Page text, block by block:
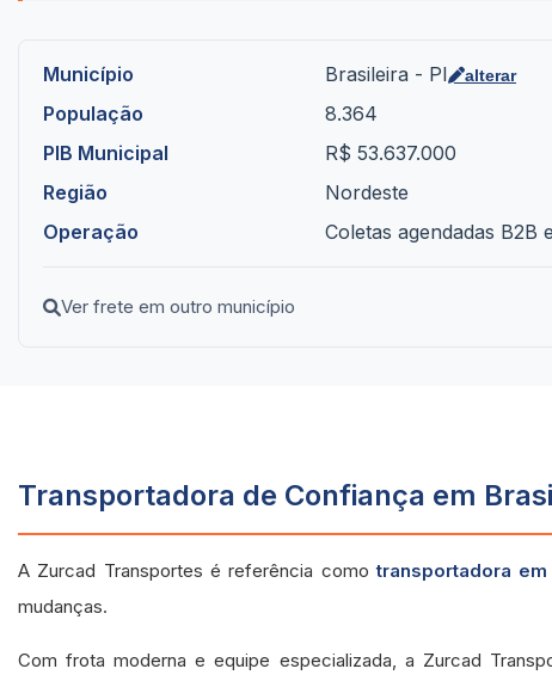
Município Brasileira - PI alterar
População
8.364
PIB Municipal
R$ 53.637.000
Região
Nordeste
Operação
Coletas agendadas B2B
Ver frete em outro município
Transportadora de Confiança em
A Zurcad Transportes é referência comotransportadora
mudanças.
Com frota moderna e equipe especializada, a Zurcad